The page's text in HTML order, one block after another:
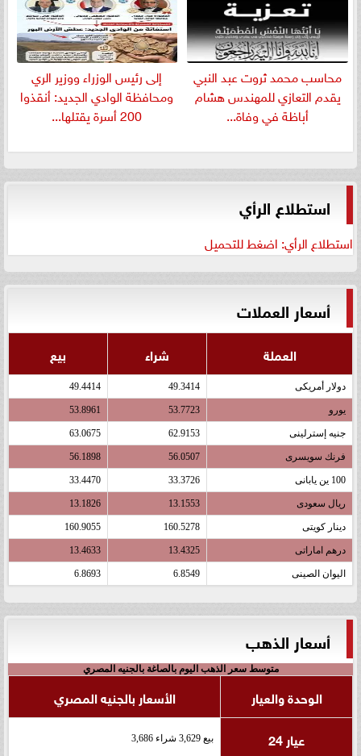
​محاسب محمد ثروت عبد النبي
يقدم التعازي للمهندس هشام
أباظة في وفاة...
إلى رئيس الوزراء ووزير الري
ومحافظة الوادي الجديد: أنقذوا
200 أسرة يقتلها...
استطلاع الرأي
استطلاع الرأي: اضغط للتحميل
أسعار العملات
العملة شراء بيع
دولار أمريكى 49.3414
49.4414
يورو 53.7723
53.8961
جنيه إسترلينى 62.9153
63.0675
فرنك سويسرى 56.0507
56.1898
100 ين يابانى 33.3726
33.4470
ريال سعودى 13.1553
13.1826
دينار كويتى 160.5278
160.9055
درهم اماراتى 13.4325
13.4633
اليوان الصينى 6.8549
6.8693
أسعار الذهب
متوسط سعر الذهب اليوم بالصاغة بالجنيه المصري
الوحدة والعيار
الأسعار بالجنيه المصري
عيار 24
بيع 3,629 شراء 3,686